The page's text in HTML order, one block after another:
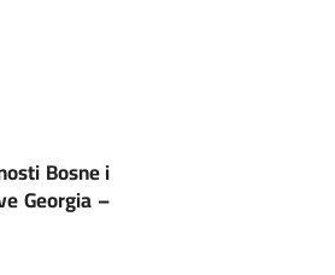
Bosne i
Georgia –